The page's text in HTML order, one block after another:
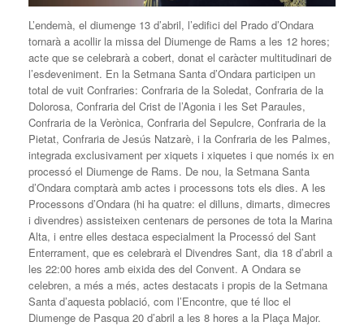
L’endemà, el diumenge 13 d’abril, l’edifici del Prado d’Ondara
tornarà a acollir la missa del Diumenge de Rams a les 12 hores;
acte que se celebrarà a cobert, donat el caràcter multitudinari de
l’esdeveniment. En la Setmana Santa d’Ondara participen un
total de vuit Confraries: Confraria de la Soledat, Confraria de la
Dolorosa, Confraria del Crist de l’Agonia i les Set Paraules,
Confraria de la Verònica, Confraria del Sepulcre, Confraria de la
Pietat, Confraria de Jesús Natzarè, i la Confraria de les Palmes,
integrada exclusivament per xiquets i xiquetes i que només ix en
processó el Diumenge de Rams. De nou, la Setmana Santa
d’Ondara comptarà amb actes i processons tots els dies. A les
Processons d’Ondara (hi ha quatre: el dilluns, dimarts, dimecres
i divendres) assisteixen centenars de persones de tota la Marina
Alta, i entre elles destaca especialment la Processó del Sant
Enterrament, que es celebrarà el Divendres Sant, dia 18 d’abril a
les 22:00 hores amb eixida des del Convent. A Ondara se
celebren, a més a més, actes destacats i propis de la Setmana
Santa d’aquesta població, com l’Encontre, que té lloc el
Diumenge de Pasqua 20 d’abril a les 8 hores a la Plaça Major.